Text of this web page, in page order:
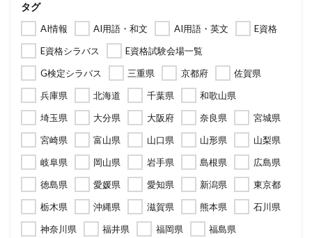
タグ
AI情報 AI用語・和文 AI用語・英文
E資格
E資格シラバス
E資格試験会場一覧
G検定シラバス
三重県 京都府
佐賀県
兵庫県
北海道 千葉県
和歌山県
埼玉県
大分県 大阪府 奈良県
宮城県
宮崎県
富山県 山口県 山形県
山梨県
岐阜県
岡山県 岩手県 島根県
広島県
徳島県
愛媛県 愛知県 新潟県
東京都
栃木県
沖縄県 滋賀県 熊本県
石川県
神奈川県
福井県 福岡県 福島県